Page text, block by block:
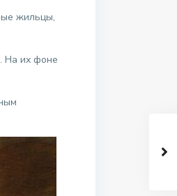
жильцы,
На их фоне